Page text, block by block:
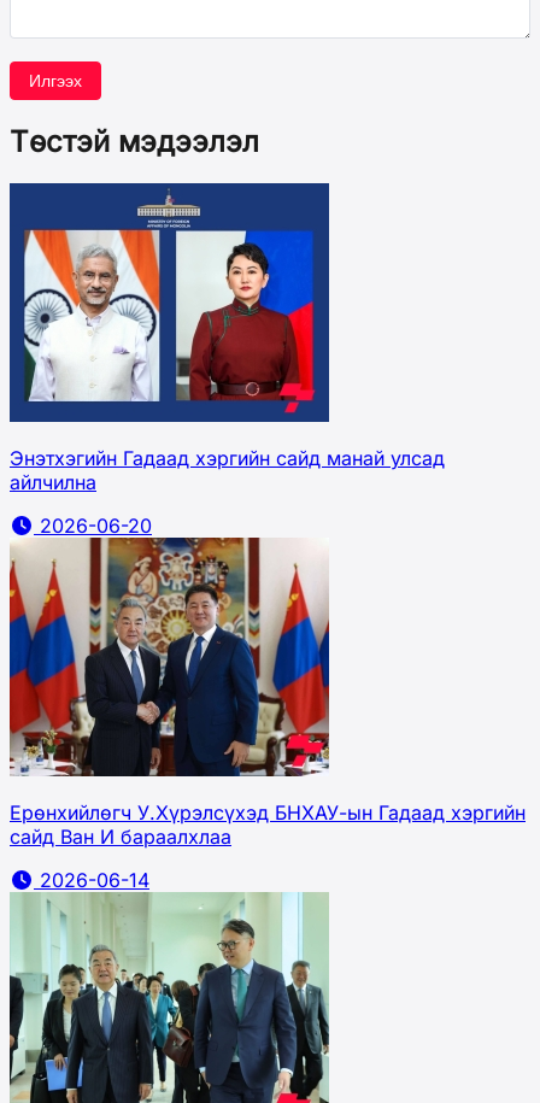
Илгээх
Төстэй мэдээлэл
Энэтхэгийн Гадаад хэргийн сайд манай улсад
айлчилна
2026-06-20
Ерөнхийлөгч У.Хүрэлсүхэд БНХАУ-ын Гадаад хэргийн
сайд Ван И бараалхлаа
2026-06-14